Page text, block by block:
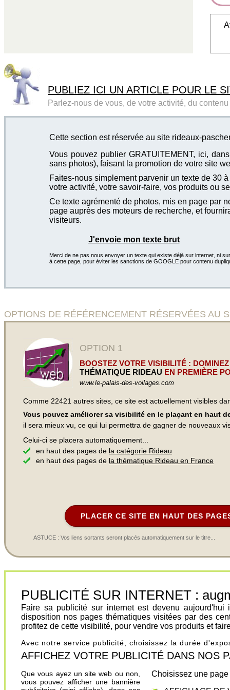
PUBLIEZ ICI UN ARTICLE POUR LE
Parlez-nous de vous, de votre activité, du
Cette section est réservée au site rideaux-
Vous pouvez publier GRATUITEMENT, ici,
sans photos), faisant la promotion de votre site
Faites-nous simplement parvenir un texte de 30
votre activité, votre savoir-faire, vos produits ou
Ce texte agrémenté de photos, mis en page par
page auprès des moteurs de recherche, et
visiteurs.
J'envoie mon texte brut
Merci de ne pas nous envoyer un texte qui existe déjà sur internet, ni
à cette page, pour éviter les sanctions de GOOGLE pour contenu
OPTIONS DE RÉFÉRENCEMENT RÉSERVÉES AU
OPTION 1
BOOSTEZ VOTRE VISIBILITÉ :
THÉMATIQUE RIDEAU EN PREMIÈRE
www.le-palais-des-voilages.com
Comme 22421 autres sites, ce site est actuellement visibles
Vous pouvez améliorer sa visibilité en le plaçant en haut
il sera mieux vu, ce qui lui permettra de gagner de nouveaux
Celui-ci se placera automatiquement...
en haut des pages de la catégorie Rideau
en haut des pages de la thématique Rideau en France
PLACER CE SITE EN HAUT DES
ASTUCE : Vos liens sortants seront placés automatiquement sur le titre...
PUBLICITÉ SUR INTERNET :
Faire sa publicité sur internet est devenu
disposition nos pages thématiques visitées par des
profitez de cette visibilité, pour vendre vos produits et
Avec notre service publicité, choisissez la durée
AFFICHEZ VOTRE PUBLICITÉ DANS NOS
Que vous ayez un site web ou non,
vous pouvez afficher une bannière
Choisissez une